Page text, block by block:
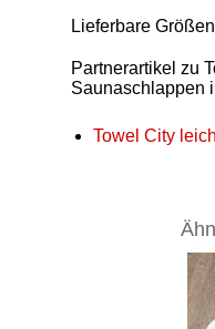
Lieferbare
Partnerartikel zu
Saunaschlappen
Towel City